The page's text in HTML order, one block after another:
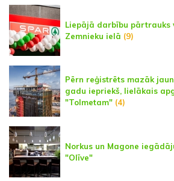
Liepājā darbību pārtrauks
Zemnieku ielā (9)
Pērn reģistrēts mazāk
gadu iepriekš, lielākais
"Tolmetam" (4)
Norkus un Magone
"Olīve"